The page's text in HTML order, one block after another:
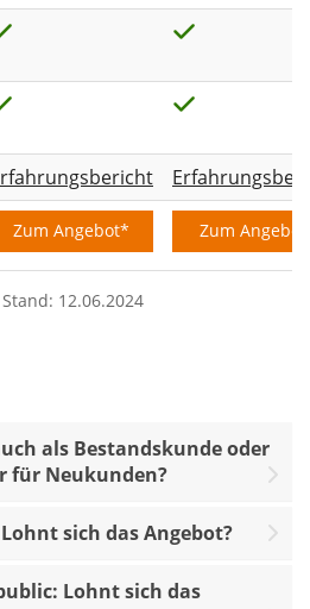
Zum Angebot* Zum
12.06.2024
als Bestandskunde oder
für Neukunden?
sich das Angebot?
Lohnt sich das